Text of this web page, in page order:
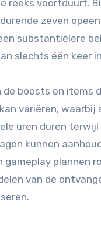
reeks voortduurt.
zeven
substantiëlere
slechts één keer
de boosts en items
variëren, waarbij
uren duren terwijl
kunnen
gameplay plannen
van de